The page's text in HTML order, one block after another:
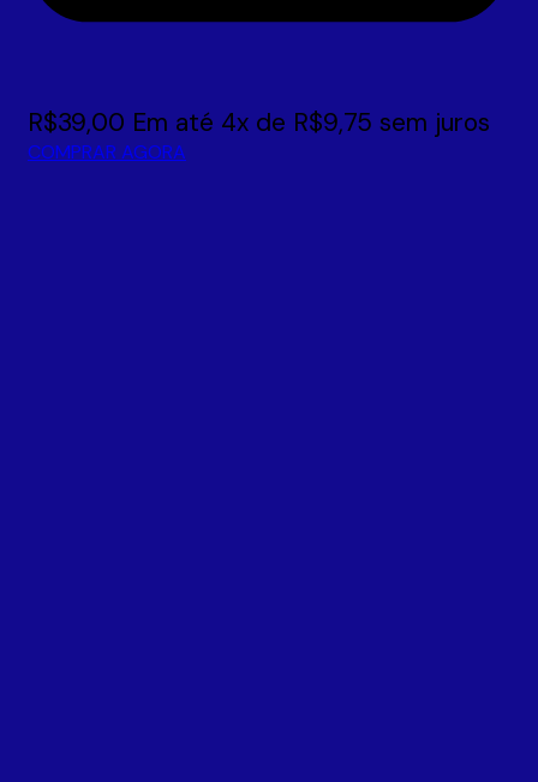
R$39,00 Em até 4x de R$9,75 sem juros
COMPRAR AGORA